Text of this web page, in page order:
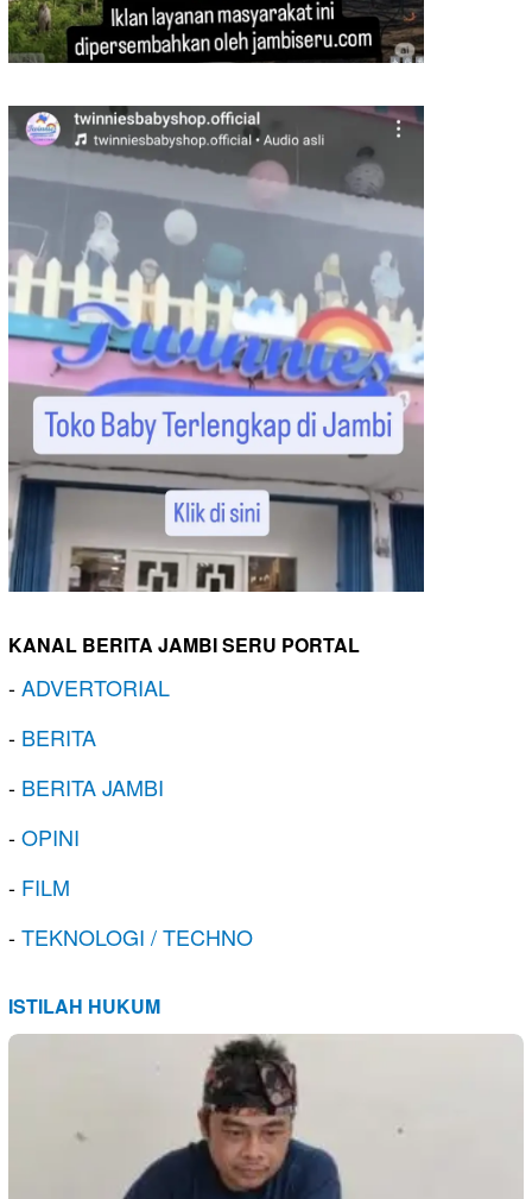
KANAL BERITA JAMBI SERU PORTAL
-ADVERTORIAL
- BERITA
- BERITA JAMBI
-OPINI
- FILM
-TEKNOLOGI / TECHNO
ISTILAH HUKUM